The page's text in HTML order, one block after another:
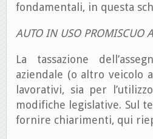
fondamentali, in questa
AUTO IN USO PROMISCUO
La tassazione
aziendale (o altro veicolo
lavorativi, sia per
modifiche legislative. Sul
fornire chiarimenti, qui